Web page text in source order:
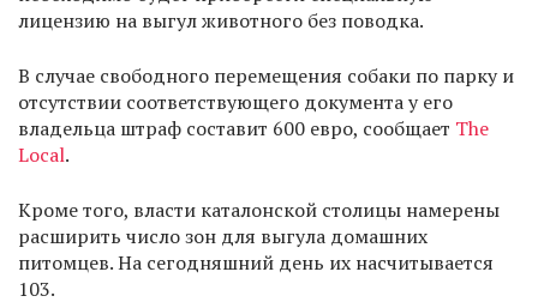
лицензию на выгул животного без поводка.
В случае свободного перемещения собаки по парку и
отсутствии соответствующего документа у его
владельца штраф составит 600 евро, сообщает The
Local.
Кроме того, власти каталонской столицы намерены
расширить число зон для выгула домашних
питомцев. На сегодняшний день их насчитывается
103.